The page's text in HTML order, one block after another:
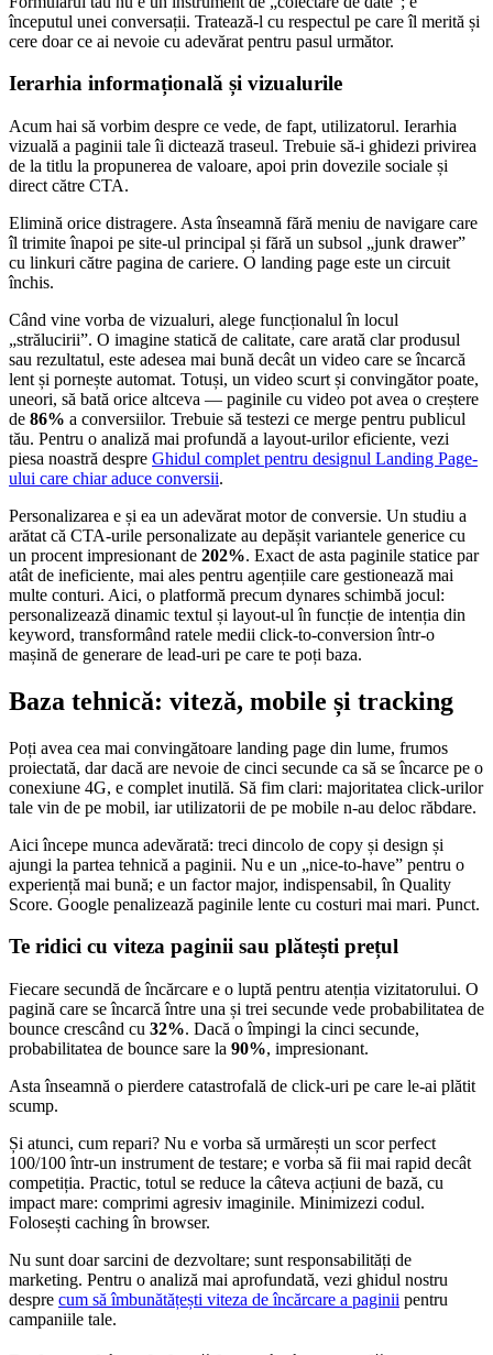
începutul unei conversații. Tratează-l cu respectul pe care îl merită și
cere doar ce ai nevoie cu adevărat pentru pasul următor.
Ierarhia informațională și vizualurile
Acum hai să vorbim despre ce vede, de fapt, utilizatorul. Ierarhia
vizuală a paginii tale îi dictează traseul. Trebuie să-i ghidezi privirea
de la titlu la propunerea de valoare, apoi prin dovezile sociale și
direct către CTA.
Elimină orice distragere. Asta înseamnă fără meniu de navigare care
îl trimite înapoi pe site-ul principal și fără un subsol „junk drawer”
cu linkuri către pagina de cariere. O landing page este un circuit
închis.
Când vine vorba de vizualuri, alege funcționalul în locul
„strălucirii”. O imagine statică de calitate, care arată clar produsul
sau rezultatul, este adesea mai bună decât un video care se încarcă
lent și pornește automat. Totuși, un video scurt și convingător poate,
uneori, să bată orice altceva — paginile cu video pot avea o creștere
de 86% a conversiilor. Trebuie să testezi ce merge pentru publicul
tău. Pentru o analiză mai profundă a layout-urilor eficiente, vezi
piesa noastră despre Ghidul complet pentru designul Landing Page-
ului care chiar aduce conversii.
Personalizarea e și ea un adevărat motor de conversie. Un studiu a
arătat că CTA-urile personalizate au depășit variantele generice cu
un procent impresionant de 202%. Exact de asta paginile statice par
atât de ineficiente, mai ales pentru agențiile care gestionează mai
multe conturi. Aici, o platformă precum dynares schimbă jocul:
personalizează dinamic textul și layout-ul în funcție de intenția din
keyword, transformând ratele medii click-to-conversion într-o
mașină de generare de lead-uri pe care te poți baza.
Baza tehnică: viteză, mobile și tracking
Poți avea cea mai convingătoare landing page din lume, frumos
proiectată, dar dacă are nevoie de cinci secunde ca să se încarce pe o
conexiune 4G, e complet inutilă. Să fim clari: majoritatea click-urilor
tale vin de pe mobil, iar utilizatorii de pe mobile n-au deloc răbdare.
Aici începe munca adevărată: treci dincolo de copy și design și
ajungi la partea tehnică a paginii. Nu e un „nice-to-have” pentru o
experiență mai bună; e un factor major, indispensabil, în Quality
Score. Google penalizează paginile lente cu costuri mai mari. Punct.
Te ridici cu viteza paginii sau plătești prețul
Fiecare secundă de încărcare e o luptă pentru atenția vizitatorului. O
pagină care se încarcă între una și trei secunde vede probabilitatea de
bounce crescând cu 32%. Dacă o împingi la cinci secunde,
probabilitatea de bounce sare la 90%, impresionant.
Asta înseamnă o pierdere catastrofală de click-uri pe care le-ai plătit
scump.
Și atunci, cum repari? Nu e vorba să urmărești un scor perfect
100/100 într-un instrument de testare; e vorba să fii mai rapid decât
competiția. Practic, totul se reduce la câteva acțiuni de bază, cu
impact mare: comprimi agresiv imaginile. Minimizezi codul.
Folosești caching în browser.
Nu sunt doar sarcini de dezvoltare; sunt responsabilități de
marketing. Pentru o analiză mai aprofundată, vezi ghidul nostru
despre cum să îmbunătățești viteza de încărcare a paginii pentru
campaniile tale.